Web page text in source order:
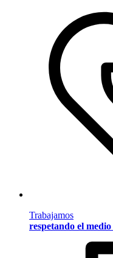
Trabajamos
respetando el